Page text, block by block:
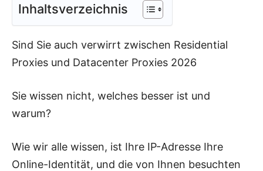
Inhaltsverzeichnis
Sind Sie auch verwirrt zwischen Residential
Proxies und Datacenter Proxies 2026
Sie wissen nicht, welches besser ist und
warum?
Wie wir alle wissen, ist Ihre IP-Adresse Ihre
Online-Identität, und die von Ihnen besuchten